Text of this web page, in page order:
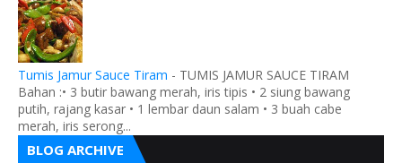
Tumis Jamur Sauce Tiram - TUMIS JAMUR SAUCE TIRAM
Bahan :• 3 butir bawang merah, iris tipis • 2 siung bawang
putih, rajang kasar • 1 lembar daun salam • 3 buah cabe
merah, iris serong...
BLOG ARCHIVE